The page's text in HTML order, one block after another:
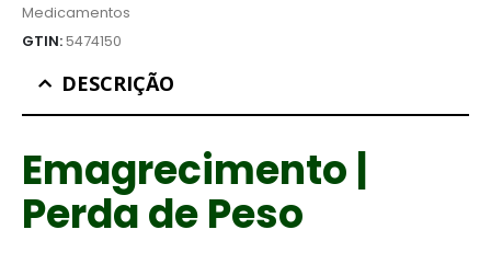
Medicamentos
GTIN:5474150
DESCRIÇÃO
Emagrecimento |
Perda de Peso